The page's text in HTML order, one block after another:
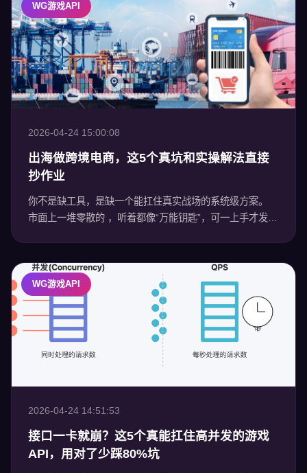
WG游戏API
2026-04-24 15:00:08
出海做跨境电商，这5个真坑和实操解法直接
抄作业
你不是缺工具，是缺一个能扛住真实战场的系统级方案。
市面上一堆零散的 ，听着都像“万能钥匙”，可一上手才发
WG游戏API
2026-04-24 14:51:53
接口一卡就崩？这5个真能扛住高并发的游戏
API，用对了少踩80%坑